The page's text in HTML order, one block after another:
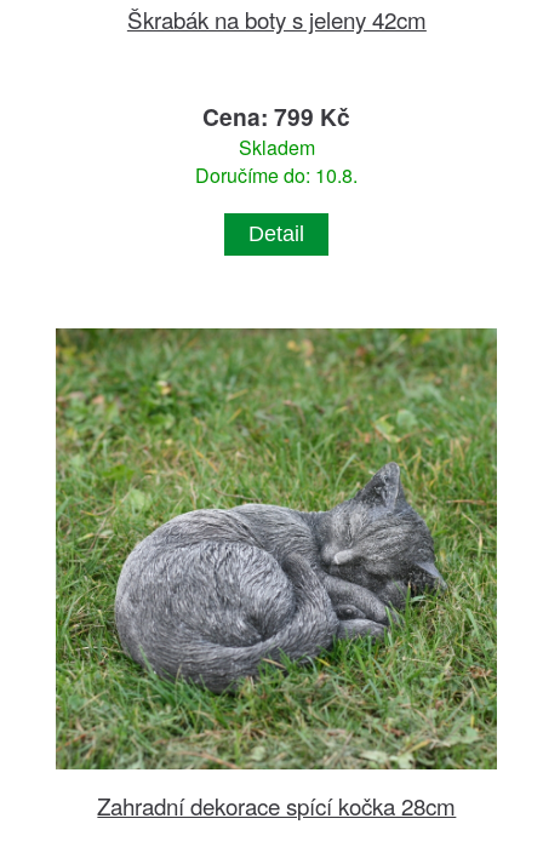
Škrabák na boty s jeleny 42cm
Cena: 799 Kč
Skladem
Doručíme do: 10.8.
Detail
Zahradní dekorace spící kočka 28cm